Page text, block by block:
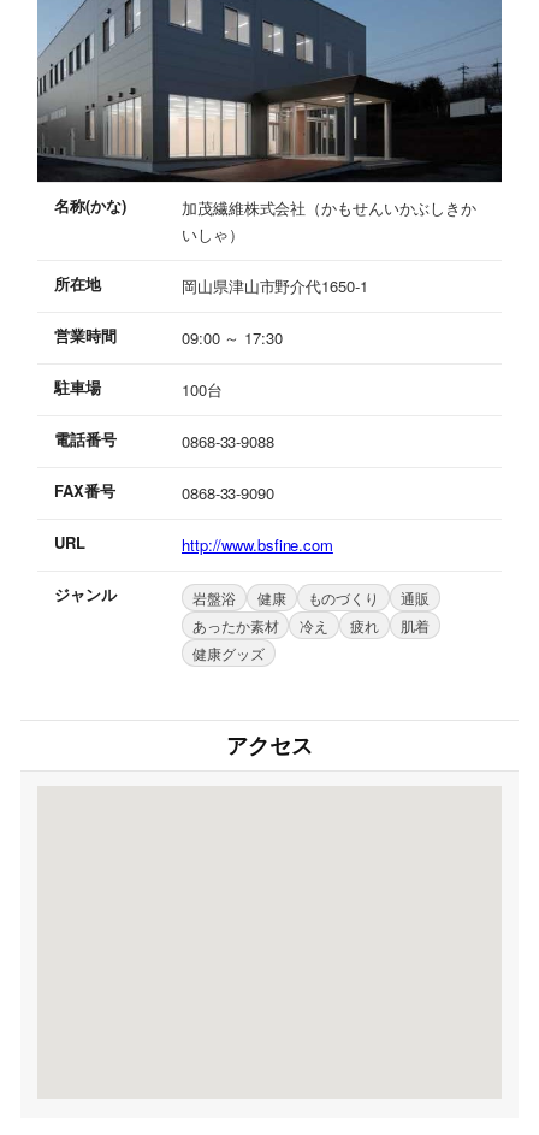
名称(かな)
加茂繊維株式会社（かもせんいかぶしきか
いしゃ）
所在地 岡山県津山市野介代1650-1
営業時間 09:00 ～ 17:30
駐車場 100台
電話番号 0868-33-9088
FAX番号 0868-33-9090
URL http://www.bsfine.com
ジャンル 岩盤浴 健康 ものづくり
通販
あったか素材
冷え 疲れ
肌着
健康グッズ
アクセス